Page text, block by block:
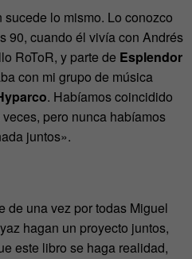
lo mismo. Lo conozco
90, cuando él vivía con Andrés
RoToR, y parte de Esplendor
con mi grupo de música
. Habíamos coincidido
pero nunca habíamos
juntos».
de una vez por todas Miguel
hagan un proyecto juntos,
este libro se haga realidad,